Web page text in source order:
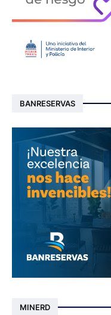
BANRESERVAS
MINERD